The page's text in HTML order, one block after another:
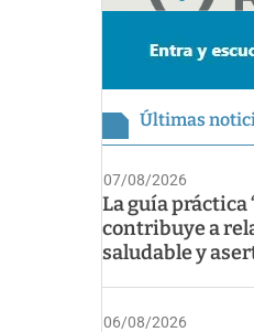
Últimas
07/08/2026
La guía práctica
contribuye a
saludable y
06/08/2026